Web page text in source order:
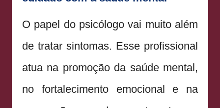
O papel do psicólogo vai muito além
de tratar sintomas. Esse profissional
atua na promoção da saúde mental,
no fortalecimento emocional e na